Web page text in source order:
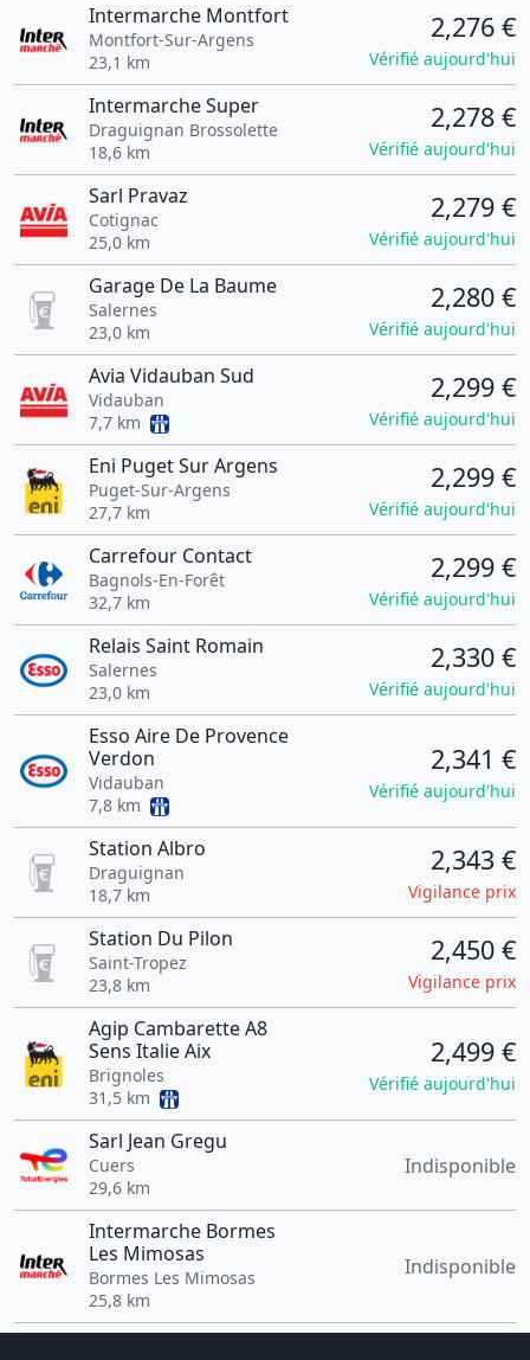
Intermarche Montfort
Montfort-Sur-Argens
23,1 km
2,276 €
Vérifié aujourd'hui
Intermarche Super
Draguignan Brossolette
18,6 km
2,278 €
Vérifié aujourd'hui
Sarl Pravaz
Cotignac
25,0 km
2,279 €
Vérifié aujourd'hui
Garage De La Baume
Salernes
23,0 km
2,280 €
Vérifié aujourd'hui
Avia Vidauban Sud
Vidauban
7,7 km
2,299 €
Vérifié aujourd'hui
Eni Puget Sur Argens
Puget-Sur-Argens
27,7 km
2,299 €
Vérifié aujourd'hui
Carrefour Contact
Bagnols-En-Forêt
32,7 km
2,299 €
Vérifié aujourd'hui
Relais Saint Romain
Salernes
23,0 km
2,330 €
Vérifié aujourd'hui
Esso Aire De Provence
Verdon
Vidauban
7,8 km
2,341 €
Vérifié aujourd'hui
Station Albro
Draguignan
18,7 km
2,343 €
Vigilance prix
Station Du Pilon
Saint-Tropez
23,8 km
2,450 €
Vigilance prix
Agip Cambarette A8
Sens Italie Aix
Brignoles
31,5 km
2,499 €
Vérifié aujourd'hui
Sarl Jean Gregu
Cuers
29,6 km
Indisponible
Intermarche Bormes
Les Mimosas
Bormes Les Mimosas
25,8 km
Indisponible